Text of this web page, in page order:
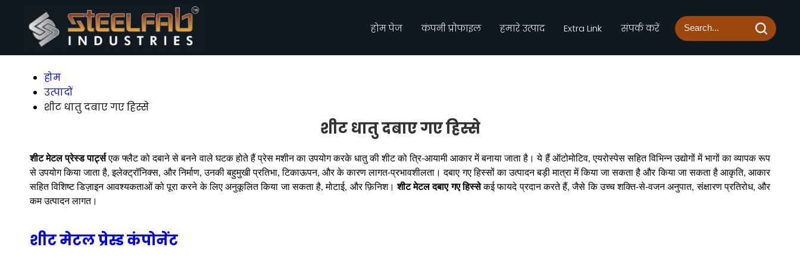
होम पेज कंपनी प्रोफाइल हमारे उत्पाद Extra Link संपर्क करें
होम
उत्पादों
शीट धातु दबाए गए हिस्से
शीट धातु दबाए गए हिस्से
शीट मेटल प्रेस्ड पार्ट्स एक फ्लैट को दबाने से बनने वाले घटक होते हैं प्रेस मशीन का उपयोग करके धातु की शीट को त्रि-आयामी आकार में बनाया जाता है। ये हैं ऑटोमोटिव, एयरोस्पेस सहित विभिन्न उद्योगों में भागों का व्यापक रूप
से उपयोग किया जाता है, इलेक्ट्रॉनिक्स, और निर्माण, उनकी बहुमुखी प्रतिभा, टिकाऊपन, और के कारण लागत-प्रभावशीलता। दबाए गए हिस्सों का उत्पादन बड़ी मात्रा में किया जा सकता है और किया जा सकता है आकृति, आकार
सहित विशिष्ट डिज़ाइन आवश्यकताओं को पूरा करने के लिए अनुकूलित किया जा सकता है, मोटाई, और फ़िनिश।शीट मेटल दबाए गए हिस्सेकई फायदे प्रदान करते हैं, जैसे कि उच्च शक्ति-से-वजन अनुपात, संक्षारण प्रतिरोध, और
कम उत्पादन लागत।
शीट मेटल प्रेस्ड कंपोनेंट